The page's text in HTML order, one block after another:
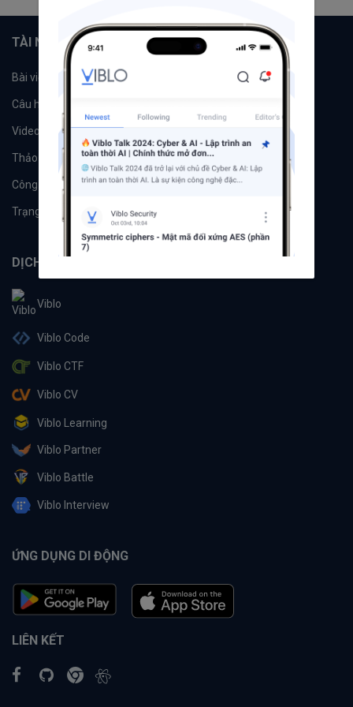
TÀI NGUYÊN
Bài viết
Câu hỏi
Videos
Thảo luận Đề xuất hệ thống
Công cụ Machine Learning
Trạng thái hệ thống
DỊCH VỤ
Viblo
Viblo Code
Viblo CTF
Viblo CV
Viblo Learning
Viblo Partner
Viblo Battle
Viblo Interview
ỨNG DỤNG DI ĐỘNG
LIÊN KẾT